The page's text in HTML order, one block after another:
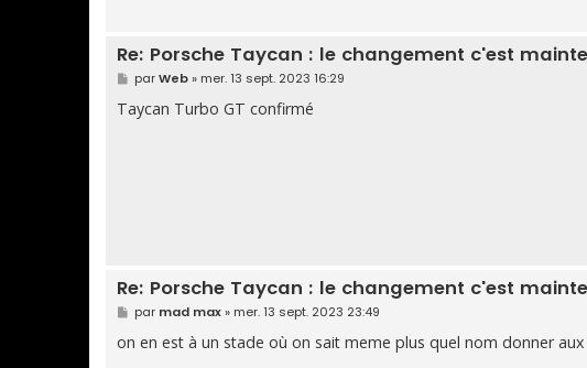
Re: Porsche Taycan : le changement c'est
M
e
s
s
parWeb» mer. 13 sept. 2023 16:29
Taycan Turbo GT confirmé
Re: Porsche Taycan : le changement c'est
M
e
s
s
par mad max» mer. 13 sept. 2023 23:49
on en est à un stade où on sait meme plus quel nom donner aux